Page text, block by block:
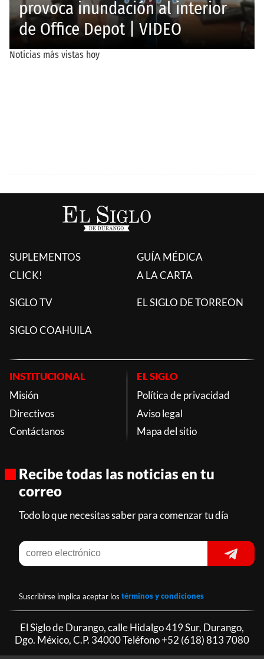
SUPLEMENTOS
CLICK!
GUÍA MÉDICA
A LA CARTA
SIGLO TV EL SIGLO DE TORREON
SIGLO COAHUILA
INSTITUCIONAL
Misión
Directivos
Contáctanos
EL SIGLO
Política de privacidad
Aviso legal
Mapa del sitio
Recibe todas las noticias en tu
correo
Todo lo que necesitas saber para comenzar tu día
Suscribirse implica aceptar los términos y condiciones
El Siglo de Durango, calle Hidalgo 419 Sur, Durango,
Dgo. México, C.P. 34000 Teléfono+52 (618) 813 7080